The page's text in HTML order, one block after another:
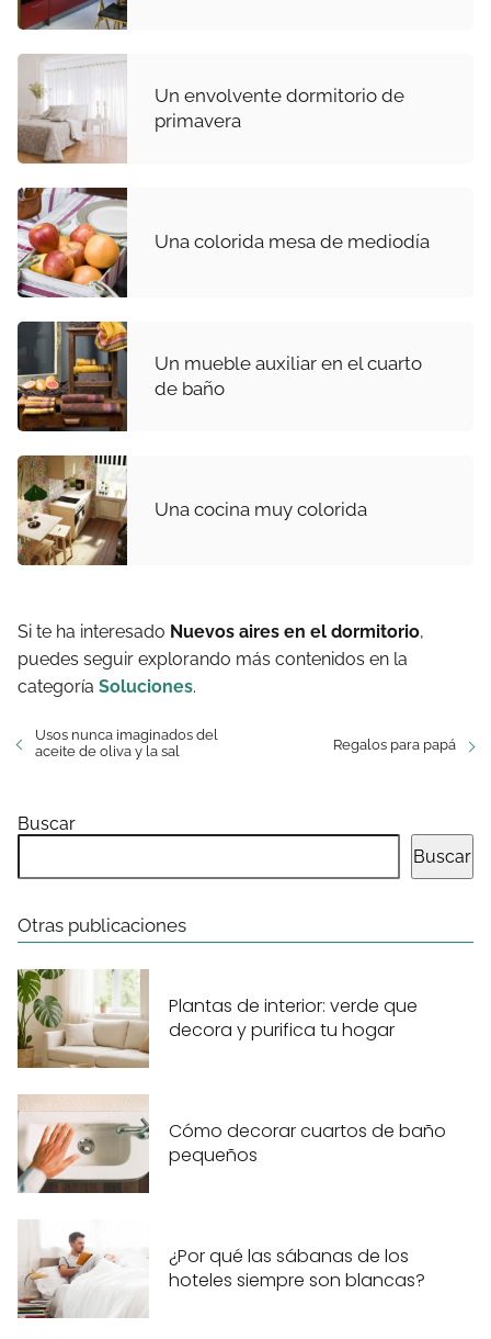
Un envolvente dormitorio de
primavera
Una colorida mesa de mediodía
Un mueble auxiliar en el cuarto
de baño
Una cocina muy colorida
Si te ha interesado Nuevos aires en el dormitorio,
puedes seguir explorando más contenidos en la
categoría Soluciones.
Usos nunca imaginados del
aceite de oliva y la sal
Regalos para papá
Buscar
Buscar
Otras publicaciones
Plantas de interior: verde que
decora y purifica tu hogar
Cómo decorar cuartos de baño
pequeños
¿Por qué las sábanas de los
hoteles siempre son blancas?